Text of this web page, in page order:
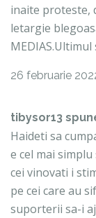
inaite proteste,
letargie
26 februarie
tibysor13
Haideti sa
e cel mai
cei vinovati i
pe cei care au
suporterii sa-i